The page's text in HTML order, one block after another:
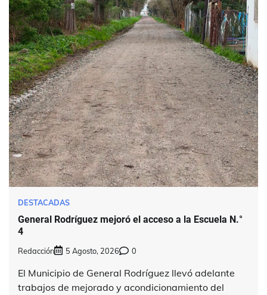
DESTACADAS
General Rodríguez mejoró el acceso a la Escuela N.°
4
Redacción 5 Agosto, 2026 0
El Municipio de General Rodríguez llevó adelante
trabajos de mejorado y acondicionamiento del